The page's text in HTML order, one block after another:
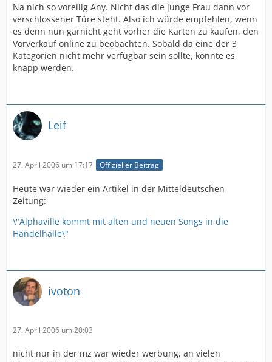
Na nich so voreilig Any. Nicht das die junge Frau dann vor
verschlossener Türe steht. Also ich würde empfehlen, wenn
es denn nun garnicht geht vorher die Karten zu kaufen, den
Vorverkauf online zu beobachten. Sobald da eine der 3
Kategorien nicht mehr verfügbar sein sollte, könnte es
knapp werden.
Leif
27. April 2006 um 17:17 Offizieller Beitrag
Heute war wieder ein Artikel in der Mitteldeutschen
Zeitung:
\"Alphaville kommt mit alten und neuen Songs in die
Händelhalle\"
ivoton
27. April 2006 um 20:03
nicht nur in der mz war wieder werbung, an vielen